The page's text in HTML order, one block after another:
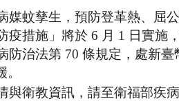
媒蚊孳生，預防登革熱、屈
疫措施」將於 6 月 1 日實施
防治法第 70 條規定，處新臺
與衛教資訊，請至衛福部疾